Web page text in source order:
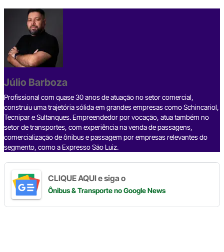
F
e
b
o
o
k
X T
h
r
e
a
d
s
L
d
I
n
T
a
m
W
p
p
C
n
k
S
Júlio Barboza
Profissional com quase 30 anos de atuação no setor comercial,
construiu uma trajetória sólida em grandes empresas como Schincariol,
Tecnipar e Sultanques. Empreendedor por vocação, atua também no
setor de transportes, com experiência na venda de passagens,
comercialização de ônibus e passagem por empresas relevantes do
segmento, como a Expresso São Luiz.
CLIQUE AQUI e siga o
Ônibus & Transporteno Google News